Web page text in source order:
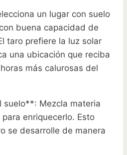
un lugar con suelo
buena capacidad de
taro prefiere la luz solar
una ubicación que reciba
más calurosas del
suelo**: Mezcla materia
enriquecerlo. Esto
se desarrolle de manera